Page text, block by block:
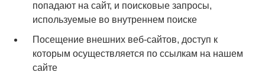
попадают на сайт, и поисковые запросы,
используемые во внутреннем поиске
Посещение внешних веб-сайтов, доступ к
которым осуществляется по ссылкам на нашем
сайте